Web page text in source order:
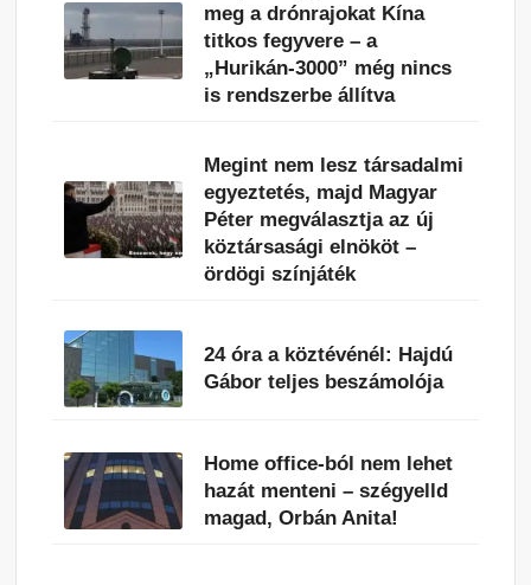
meg a drónrajokat Kína
titkos fegyvere – a
„Hurikán-3000” még nincs
is rendszerbe állítva
Megint nem lesz társadalmi
egyeztetés, majd Magyar
Péter megválasztja az új
köztársasági elnököt –
ördögi színjáték
24 óra a köztévénél: Hajdú
Gábor teljes beszámolója
Home office-ból nem lehet
hazát menteni – szégyelld
magad, Orbán Anita!